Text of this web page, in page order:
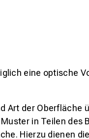
eine optische
Art der Oberfläche
in Teilen des
Hierzu dienen